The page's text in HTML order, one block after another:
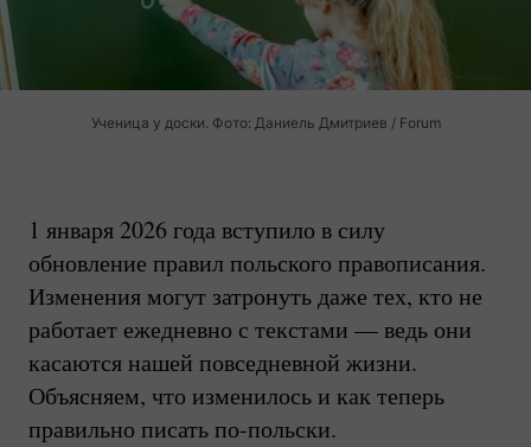
Ученица у доски. Фото: Даниель Дмитриев / Forum
1 января 2026 года вступило в силу
обновление правил польского правописания.
Изменения могут затронуть даже тех, кто не
работает ежедневно с текстами — ведь они
касаются нашей повседневной жизни.
Объясняем, что изменилось и как теперь
правильно писатьпо-польски.